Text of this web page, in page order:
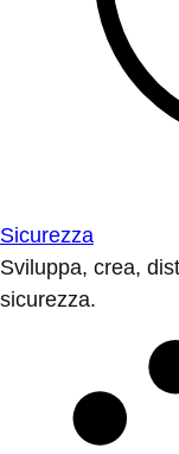
Sicurezza
Sviluppa, crea,
sicurezza.